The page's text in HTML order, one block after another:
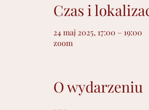
Czas i
24 maj 2025, 17:00 – 19:00
zoom
O wydarzeniu